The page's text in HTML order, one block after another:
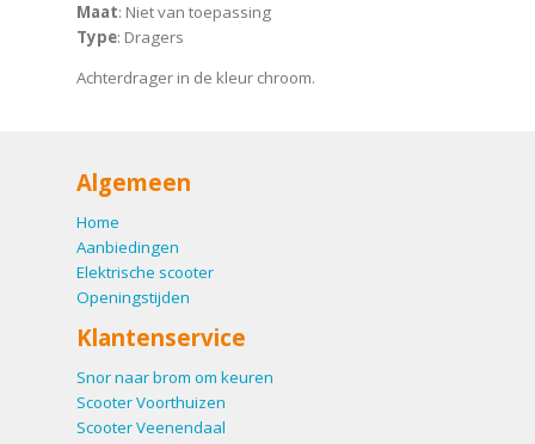
Maat: Niet van toepassing
Type: Dragers
Achterdrager in de kleur chroom.
Algemeen
Home
Aanbiedingen
Elektrische scooter
Openingstijden
Klantenservice
Snor naar brom om keuren
Scooter Voorthuizen
Scooter Veenendaal